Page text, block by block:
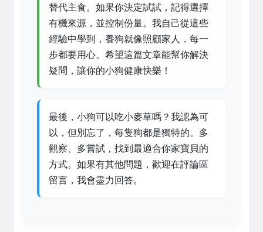
替代主食。如果你決定試試，記得選擇
有機來源，並控制份量。我自己從這些
經驗中學到，養狗就像照顧家人，每一
步都要用心。希望這篇文章能幫你解決
疑問，讓你的小狗健康快樂！
最後，小狗可以吃小麥草嗎？我認為可
以，但別忘了，每隻狗都是獨特的。多
觀察、多嘗試，找到最適合你家寶貝的
方式。如果有其他問題，歡迎在評論區
留言，我會盡力回答。